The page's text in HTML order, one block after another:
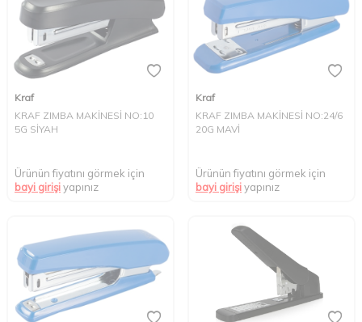
Kraf
KRAF ZIMBA MAKİNESİ NO:10
5G SİYAH
Ürünün fiyatını görmek için
bayi girişiyapınız
Kraf
KRAF ZIMBA MAKİNESİ NO:24/6
20G MAVİ
Ürünün fiyatını görmek için
bayi girişiyapınız